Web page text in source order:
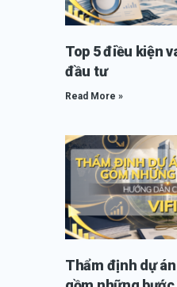
Top 5 điều kiện
đầu tư
Read More »
Thẩm định dự